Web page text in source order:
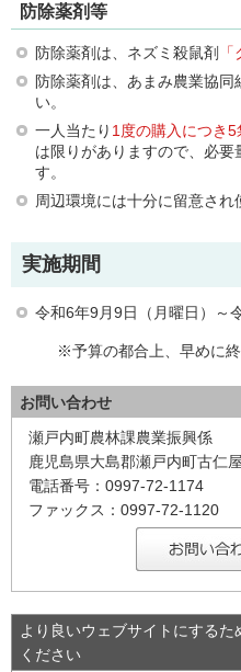
防除薬剤等
防除薬剤は、ネズミ殺鼠剤
防除薬剤は、あまみ農業協同
い。
一人当たり 1度の購入につき5
は限りがありますので、必要
す。
周辺環境には十分に留意され
実施期間
令和6年9月9日（月曜日）～
※予算の都合上、早めに
お問い合わせ
瀬戸内町農林課農業振興係
鹿児島県大島郡瀬戸内町古仁
電話番号：0997-72-1174
ファックス：0997-72-1120
より良いウェブサイトにする
ください